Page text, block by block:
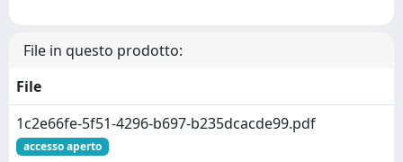
File in questo prodotto:
File
1c2e66fe-5f51-4296-b697-b235dcacde99.pdf
accesso aperto